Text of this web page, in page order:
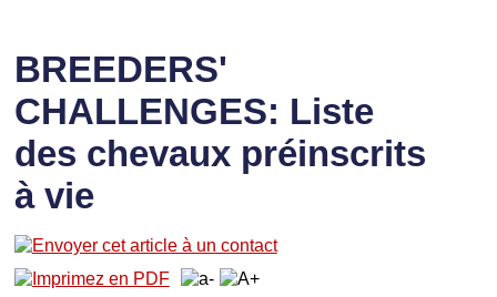
BREEDERS'
CHALLENGES: Liste
des chevaux préinscrits
à vie